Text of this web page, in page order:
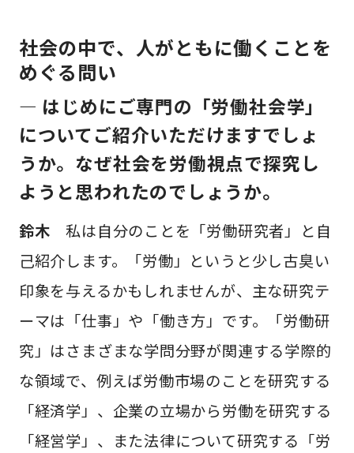
社会の中で、人がともに働くことを
めぐる問い
— はじめにご専門の「労働社会学」
についてご紹介いただけますでしょ
うか。なぜ社会を労働視点で探究し
ようと思われたのでしょうか。
鈴木私は自分のことを「労働研究者」と自
己紹介します。「労働」というと少し古臭い
印象を与えるかもしれませんが、主な研究テ
ーマは「仕事」や「働き方」です。「労働研
究」はさまざまな学問分野が関連する学際的
な領域で、例えば労働市場のことを研究する
「経済学」、企業の立場から労働を研究する
「経営学」、また法律について研究する「労